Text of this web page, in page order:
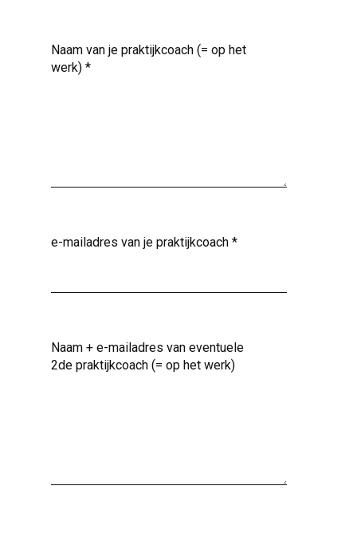
Naam van je praktijkcoach (= op het
werk) *
e-mailadres van je praktijkcoach *
Naam + e-mailadres van eventuele
2de praktijkcoach (= op het werk)